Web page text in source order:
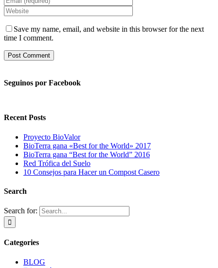
Save my name, email, and website in this browser for the next
time I comment.
Seguinos por Facebook
Recent Posts
Proyecto BioValor
BioTerra gana «Best for the World» 2017
BioTerra gana “Best for the World” 2016
Red Trófica del Suelo
10 Consejos para Hacer un Compost Casero
Search
Search for:
Categories
BLOG